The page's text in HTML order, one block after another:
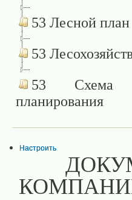
53 Лесной план
53
53 Схема
планирования
Настроить